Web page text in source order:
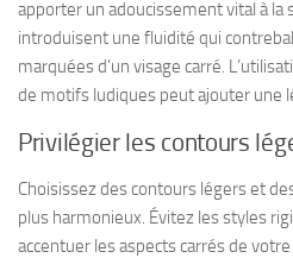
apporter un adoucissement vital à la
introduisent une fluidité qui
marquées d’un visage carré.
de motifs ludiques peut ajouter une
Privilégier les contours
Choisissez des contours légers et
plus harmonieux. Évitez les styles
accentuer les aspects carrés de